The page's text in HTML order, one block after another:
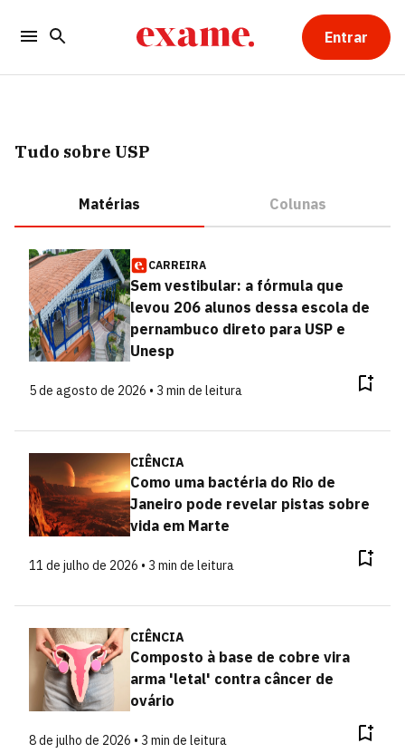
Entrar
Tudo sobre USP
Matérias Colunas
CARREIRA
Sem vestibular: a fórmula que
levou 206 alunos dessa escola de
pernambuco direto para USP e
Unesp
5 de agosto de 2026 • 3 min de leitura
CIÊNCIA
Como uma bactéria do Rio de
Janeiro pode revelar pistas sobre
vida em Marte
11 de julho de 2026 • 3 min de leitura
CIÊNCIA
Composto à base de cobre vira
arma 'letal' contra câncer de
ovário
8 de julho de 2026 • 3 min de leitura